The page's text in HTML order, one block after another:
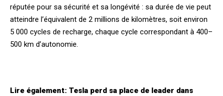
réputée pour sa sécurité et sa longévité : sa durée de vie peut
atteindre l’équivalent de 2 millions de kilomètres, soit environ
5 000 cycles de recharge, chaque cycle correspondant à 400–
500 km d’autonomie.
Lire également: Tesla perd sa place de leader dans